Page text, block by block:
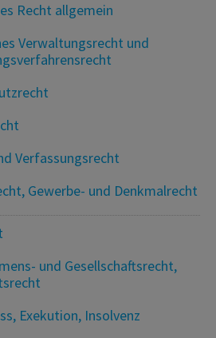
Recht allgemein
Verwaltungsrecht und
Verfassungsrecht
Gewerbe- und Denkmalrecht
und Gesellschaftsrecht,
Exekution, Insolvenz